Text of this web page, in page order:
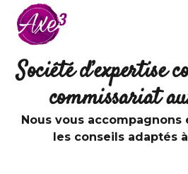
Aller au contenu
Société d’expertise
commissariat
Nous vous accompagnons
les conseils adaptés